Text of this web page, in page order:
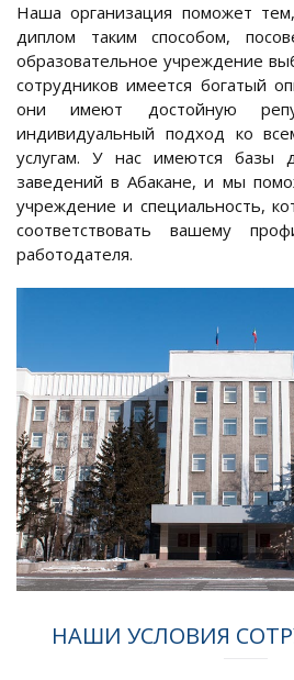
Наша организация поможет
диплом таким способом,
образовательное учреждение
сотрудников имеется богатый
они имеют достойную
индивидуальный подход ко
услугам. У нас имеются базы
заведений в Абакане, и мы
учреждение и специальность,
соответствовать вашему
работодателя.
НАШИ УСЛОВИЯ